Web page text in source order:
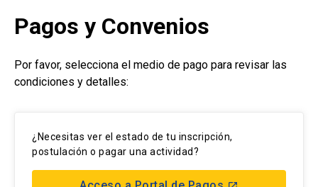
Nosotros
Programas de Estudio
Noticias
Pagos y Convenios
Por favor, selecciona el medio de pago para revisar las
condiciones y detalles:
¿Necesitas ver el estado de tu inscripción,
postulación o pagar una actividad?